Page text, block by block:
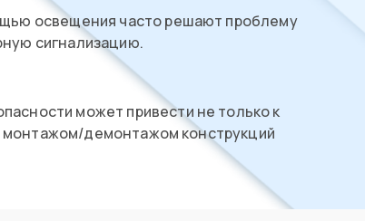
освещения часто решают проблему
сигнализацию.
может привести не только к
монтажом/демонтажом конструкций